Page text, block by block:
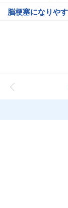
脳梗塞になりや